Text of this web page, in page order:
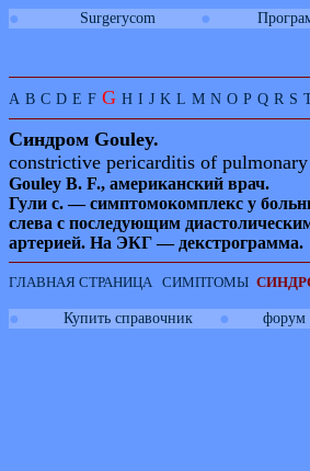
● Surgerycom ●
A B C D E F G H I J K L M N O P Q R S
Синдром Gouley.
constrictive pericarditis of
Gouley B. F., американский врач.
Гули с. — симптомокомплекс у
слева с последующим
артерией. На ЭКГ— декстрограмма.
ГЛАВНАЯ СТРАНИЦА СИМПТОМЫ
● Купить справочник ● форум